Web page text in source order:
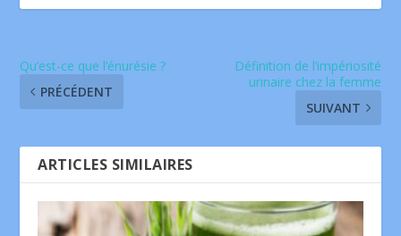
Qu’est-ce que l’énurésie ?
PRÉCÉDENT
Définition de l’impériosité
urinaire chez la femme
SUIVANT
ARTICLES SIMILAIRES